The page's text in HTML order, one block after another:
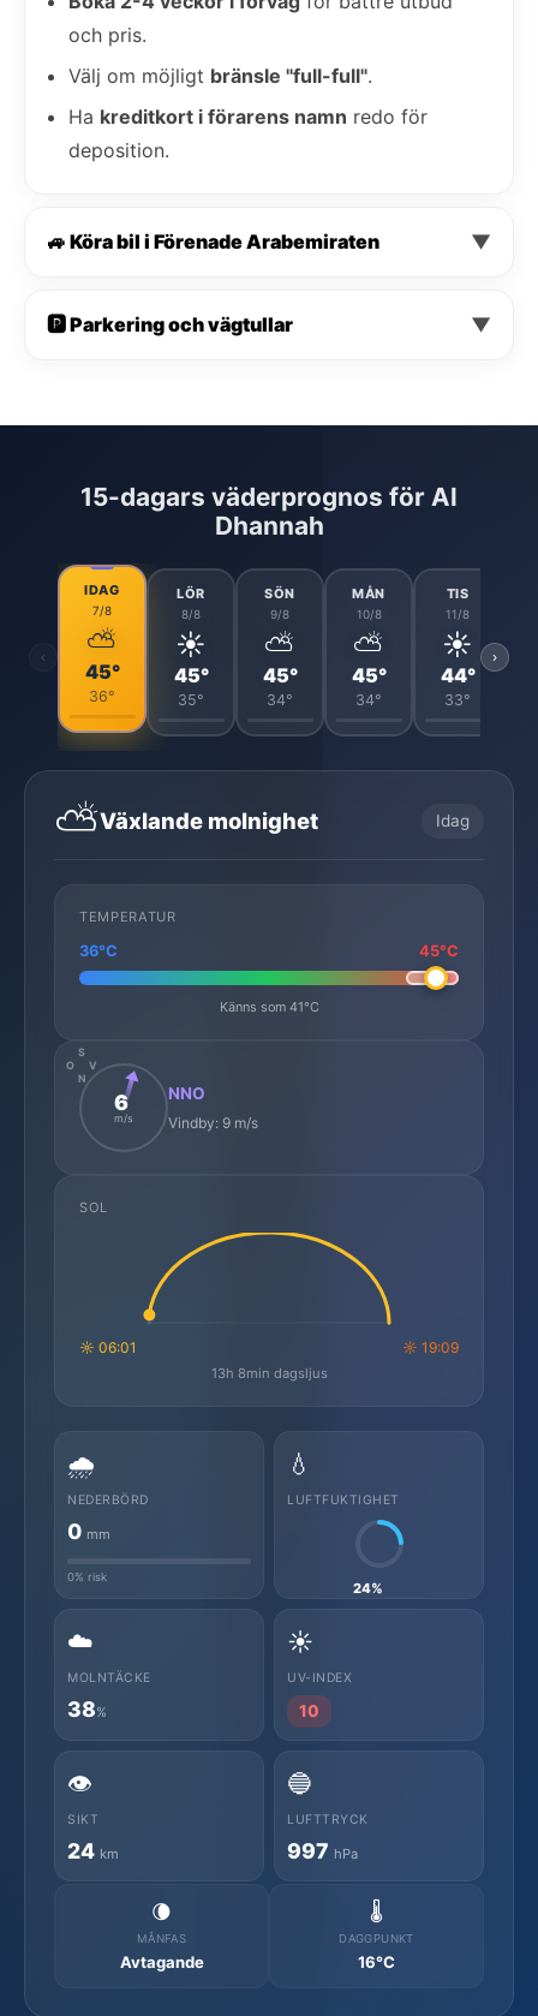
och pris.
Välj om möjligt bränsle "full-full".
Ha kreditkort i förarens namn redo för
deposition.
🚙 Köra bil i Förenade Arabemiraten ▼
🅿️ Parkering och vägtullar ▼
15-dagars väderprognos för Al
Dhannah
‹
IDAG
7/8
⛅
45°
36°
LÖR
8/8
☀️
45°
35°
SÖN
9/8
⛅
45°
34°
MÅN
10/8
⛅
45°
34°
TIS
11/8
☀️
44°
33°
›
⛅Växlande molnighet Idag
TEMPERATUR
36°C 45°C
Känns som 41°C
N
S
O
V
6
m/s
NNO
Vindby: 9 m/s
SOL
☼ 06:01 ☼ 19:09
13h 8min dagsljus
🌧️
NEDERBÖRD
0 mm
0% risk
💧
LUFTFUKTIGHET
24%
☁️
MOLNTÄCKE
38%
☀️
UV-INDEX
10
👁️
SIKT
24 km
🔵
LUFTTRYCK
997 hPa
🌘
MÅNFAS
Avtagande
🌡️
DAGGPUNKT
16°C